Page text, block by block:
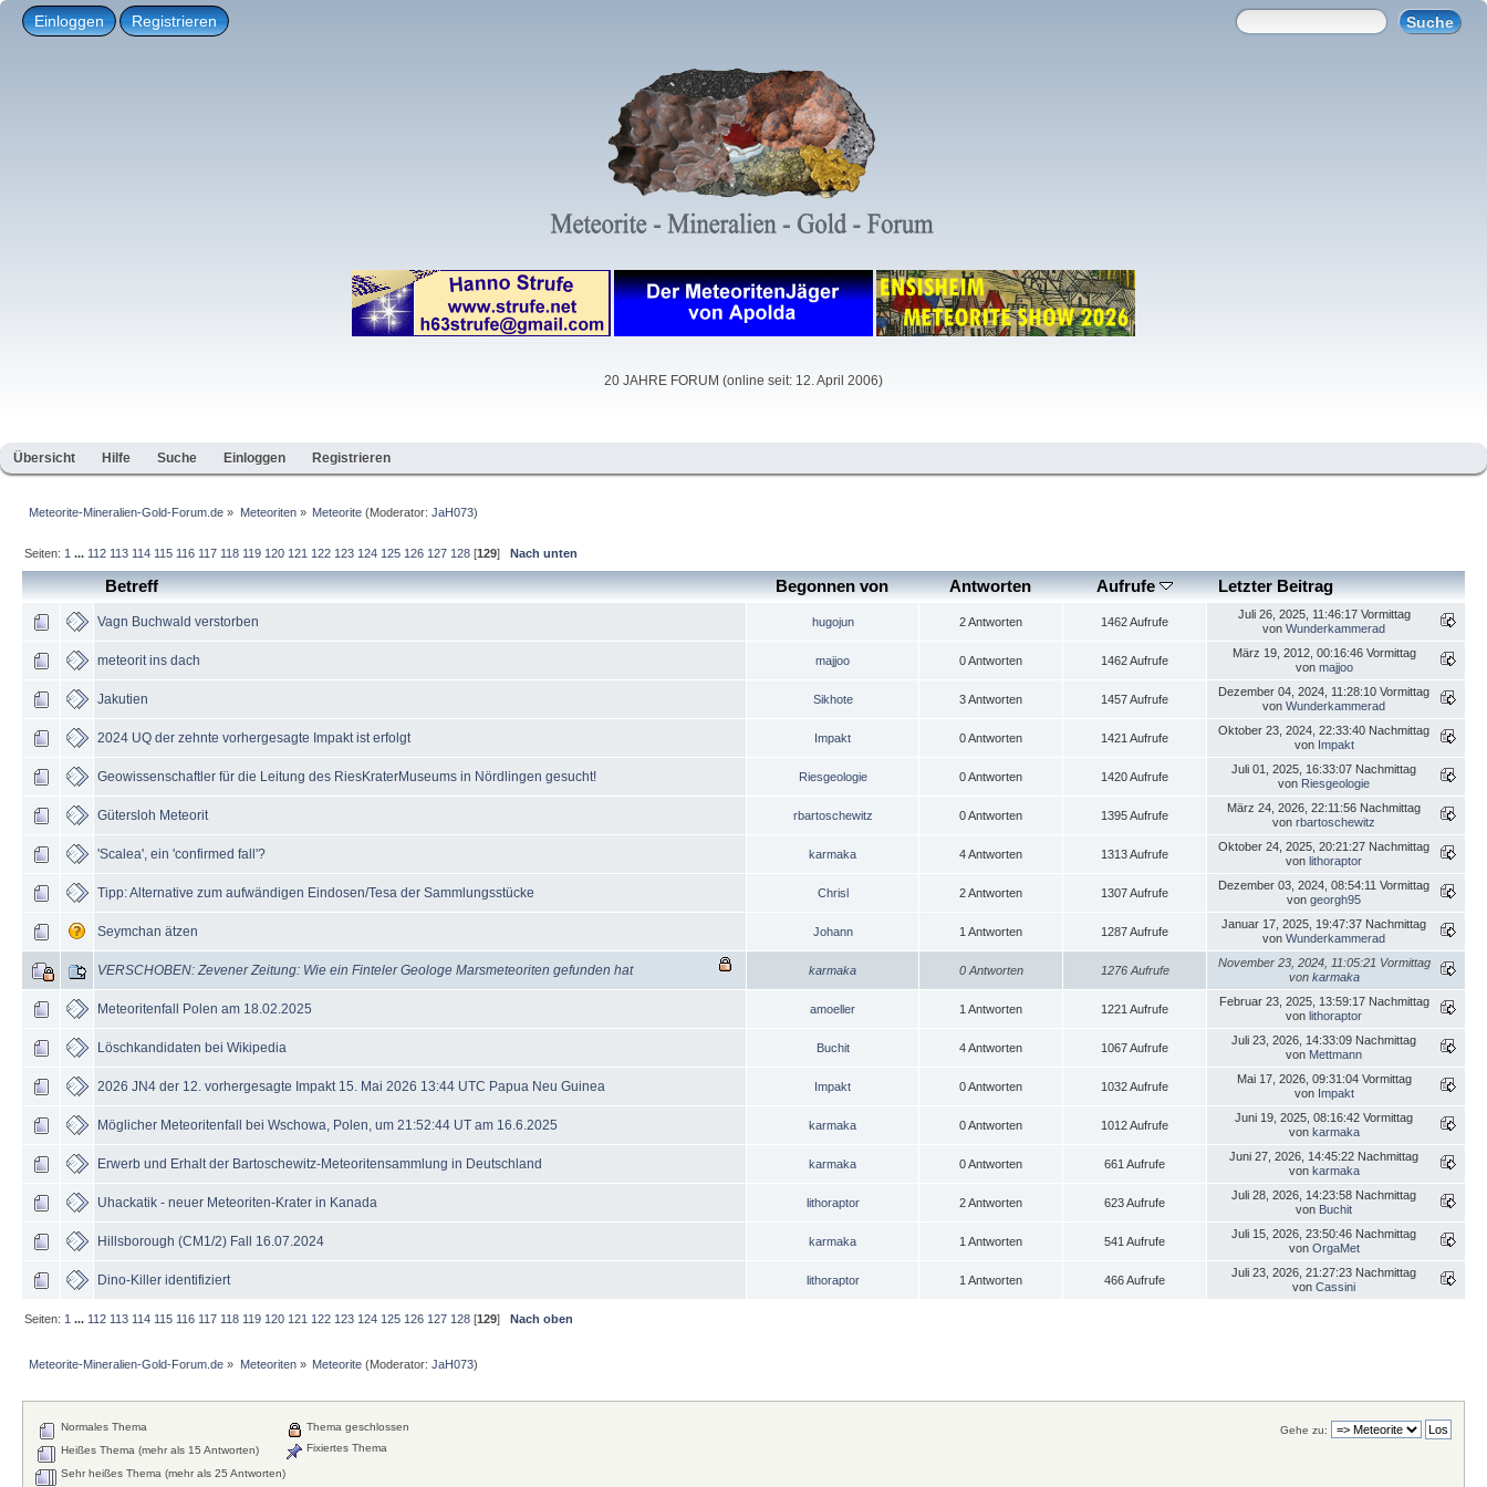
Einloggen Registrieren
20 JAHRE FORUM (online seit: 12. April 2006)
Übersicht Hilfe Suche Einloggen Registrieren
Meteorite-Mineralien-Gold-Forum.de » Meteoriten» Meteorite(Moderator: JaH073)
Seiten: 1 ... 112 113 114 115 116 117 118 119 120 121 122 123 124 125 126 127 128 [129]Nach unten
Betreff Begonnen von Antworten Aufrufe Letzter Beitrag
Vagn Buchwald verstorben hugojun 2 Antworten 1462 Aufrufe
Juli 26, 2025, 11:46:17 Vormittag
von Wunderkammerad
meteorit ins dach majjoo 0 Antworten 1462 Aufrufe
März 19, 2012, 00:16:46 Vormittag
von majjoo
Jakutien Sikhote 3 Antworten 1457 Aufrufe
Dezember 04, 2024, 11:28:10 Vormittag
von Wunderkammerad
2024 UQ der zehnte vorhergesagte Impakt ist erfolgt Impakt 0 Antworten 1421 Aufrufe
Oktober 23, 2024, 22:33:40 Nachmittag
von Impakt
Geowissenschaftler für die Leitung des RiesKraterMuseums in Nördlingen gesucht! Riesgeologie 0 Antworten 1420 Aufrufe
Juli 01, 2025, 16:33:07 Nachmittag
von Riesgeologie
Gütersloh Meteorit rbartoschewitz 0 Antworten 1395 Aufrufe
März 24, 2026, 22:11:56 Nachmittag
von rbartoschewitz
'Scalea', ein 'confirmed fall'? karmaka 4 Antworten 1313 Aufrufe
Oktober 24, 2025, 20:21:27 Nachmittag
von lithoraptor
Tipp: Alternative zum aufwändigen Eindosen/Tesa der Sammlungsstücke Chrisl 2 Antworten 1307 Aufrufe
Dezember 03, 2024, 08:54:11 Vormittag
von georgh95
Seymchan ätzen Johann 1 Antworten 1287 Aufrufe
Januar 17, 2025, 19:47:37 Nachmittag
von Wunderkammerad
VERSCHOBEN: Zevener Zeitung: Wie ein Finteler Geologe Marsmeteoriten gefunden hat karmaka 0 Antworten 1276 Aufrufe
November 23, 2024, 11:05:21 Vormittag
von karmaka
Meteoritenfall Polen am 18.02.2025 amoeller 1 Antworten 1221 Aufrufe
Februar 23, 2025, 13:59:17 Nachmittag
von lithoraptor
Löschkandidaten bei Wikipedia Buchit 4 Antworten 1067 Aufrufe
Juli 23, 2026, 14:33:09 Nachmittag
von Mettmann
2026 JN4 der 12. vorhergesagte Impakt 15. Mai 2026 13:44 UTC Papua Neu Guinea Impakt 0 Antworten 1032 Aufrufe
Mai 17, 2026, 09:31:04 Vormittag
von Impakt
Möglicher Meteoritenfall bei Wschowa, Polen, um 21:52:44 UT am 16.6.2025 karmaka 0 Antworten 1012 Aufrufe
Juni 19, 2025, 08:16:42 Vormittag
von karmaka
Erwerb und Erhalt der Bartoschewitz-Meteoritensammlung in Deutschland karmaka 0 Antworten 661 Aufrufe
Juni 27, 2026, 14:45:22 Nachmittag
von karmaka
Uhackatik - neuer Meteoriten-Krater in Kanada lithoraptor 2 Antworten 623 Aufrufe
Juli 28, 2026, 14:23:58 Nachmittag
von Buchit
Hillsborough (CM1/2) Fall 16.07.2024 karmaka 1 Antworten 541 Aufrufe
Juli 15, 2026, 23:50:46 Nachmittag
von OrgaMet
Dino-Killer identifiziert lithoraptor 1 Antworten 466 Aufrufe
Juli 23, 2026, 21:27:23 Nachmittag
von Cassini
Seiten: 1 ... 112 113 114 115 116 117 118 119 120 121 122 123 124 125 126 127 128 [129]Nach oben
Meteorite-Mineralien-Gold-Forum.de » Meteoriten» Meteorite(Moderator: JaH073)
Gehe zu:
Normales Thema
Heißes Thema (mehr als 15 Antworten)
Sehr heißes Thema (mehr als 25 Antworten)
Thema geschlossen
Fixiertes Thema